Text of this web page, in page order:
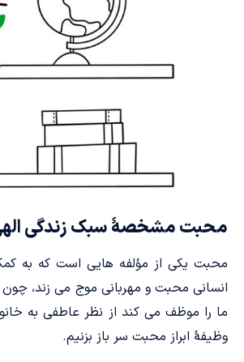
محبت مشخصۀ سبک زندگی
محبت یکی از مؤلفه هایی است که به
انسانی محبت و مهربانی موج می زند،
ما را موظف می کند از نظر عاطفی به
وظیفۀ ابراز محبت سر باز بزنیم.